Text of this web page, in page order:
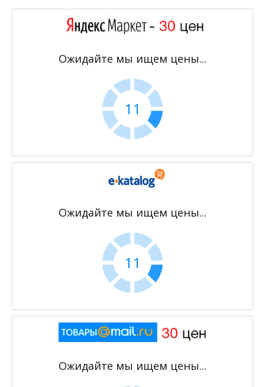
Ожидайте мы ищем цены...
10
Ожидайте мы ищем цены...
10
Ожидайте мы ищем цены...